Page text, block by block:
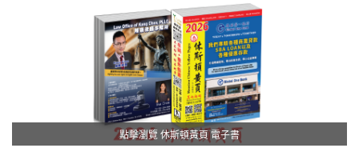
點擊瀏覽 休斯頓黃頁 電子書